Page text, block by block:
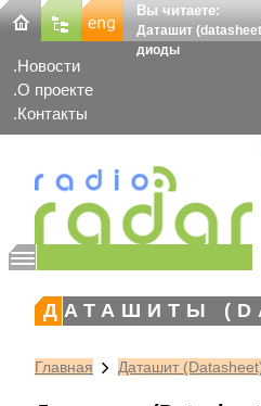
Вы читаете:
Даташит
диоды
Новости
О проекте
Контакты
ДАТАШИТЫ
Главная Даташит